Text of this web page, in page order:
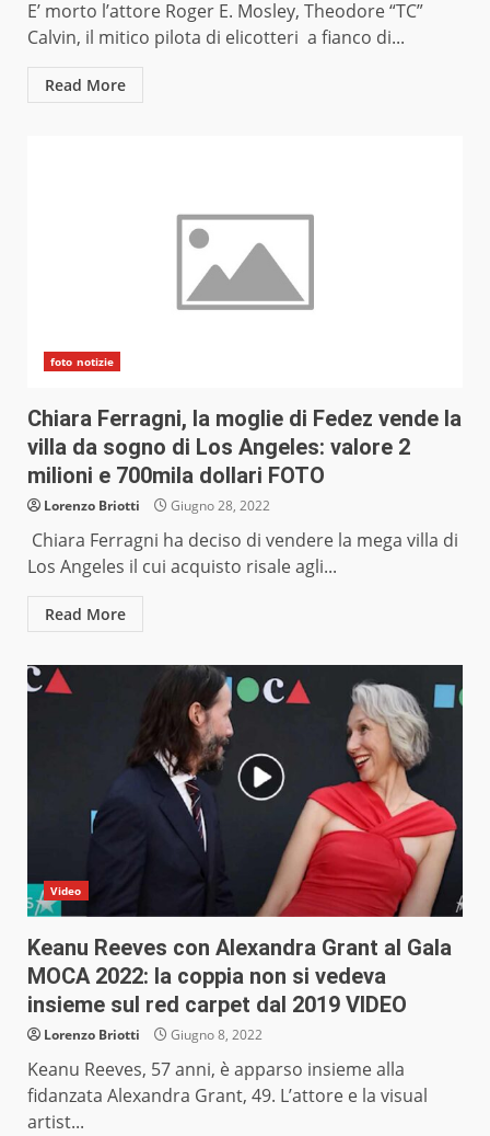
E’ morto l’attore Roger E. Mosley, Theodore “TC”
Calvin, il mitico pilota di elicotteri a fianco di...
Read More
foto notizie
Chiara Ferragni, la moglie di Fedez vende la
villa da sogno di Los Angeles: valore 2
milioni e 700mila dollari FOTO
Lorenzo Briotti Giugno 28, 2022
Chiara Ferragni ha deciso di vendere la mega villa di
Los Angeles il cui acquisto risale agli...
Read More
Video
Keanu Reeves con Alexandra Grant al Gala
MOCA 2022: la coppia non si vedeva
insieme sul red carpet dal 2019 VIDEO
Lorenzo Briotti Giugno 8, 2022
Keanu Reeves, 57 anni, è apparso insieme alla
fidanzata Alexandra Grant, 49. L’attore e la visual
artist...